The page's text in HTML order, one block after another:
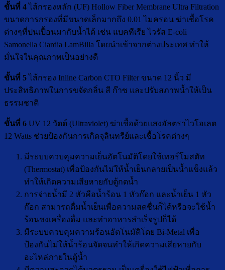
ขั้นที่ 4ไส้กรองหลัก (UF) Hollow Fiber Membrane Ultra Filtration
ขนาดการกรองที่มีขนาดเล็กมากถึง 0.01 ไมครอน ฆ่าเชื้อโรค
ต่างๆที่ปนเปื้อนมากับน้ำได้ เช่น แบคทีเรีย ไวรัส E-coli
Samonella Ciardia LamBilla โดยนำเข้าจากต่างประเทศ ทำให้
มั่นใจในคุณภาพเป็นอย่างดี
ขั้นที่ 5ไส้กรอง Inline Carbon CTO Filter ขนาด 12 นิ้ว มี
ประสิทธิภาพในการขจัดกลิ่น สี ก๊าซ และปรับสภาพน้ำให้เป็น
ธรรมชาติ
ขั้นที่ 6 UV 12 วัตต์ (Ultraviolet) ฆ่าเชื้อด้วยแสงอัลตราไวโอเลต
12 Watts ช่วยป้องกันการเกิดจุลินทรีย์และเชื้อโรคต่างๆ
มีระบบควบคุมความเย็นอัตโนมัติโดยใช้เทอร์โมสตัท
(Thermostat) เพื่อป้องกันไม่ให้น้ำเย็นกลายเป็นน้ำแข็งแล้ว
ทำให้เกิดความเสียหายกับตู้กดน้ำ
การจ่ายน้ำมี 2 หัวคือน้ำร้อน 1 หัวก๊อก และน้ำเย็น 1 หัว
ก๊อก สามารถดื่มน้ำเย็นเพื่อความสดชื่นก็ได้หรือจะใช้น้ำ
ร้อนชงเครื่องดื่ม และทำอาหารสำเร็จรูปก็ได้
มีระบบควบคุมความร้อนอัตโนมัติโดย Bi-Metal เพื่อ
ป้องกันไม่ให้น้ำร้อนจัดจนทำให้เกิดความเสียหายกับ
อะไหล่ภายในตู้น้ำ